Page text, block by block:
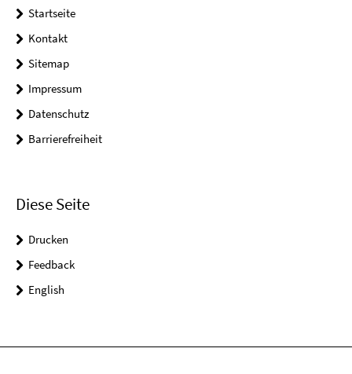
Startseite
Kontakt
Sitemap
Impressum
Datenschutz
Barrierefreiheit
Diese Seite
Drucken
Feedback
English